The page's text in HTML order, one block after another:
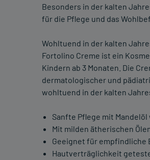
Besonders in der kalten
für die Pflege und das
Wohltuend in der kalten
Fortolino Creme ist ein
Kindern ab 3 Monaten. Die
dermatologischer und
wohltuend in der kalten
Sanfte Pflege mit
Mit milden ätherischen
Geeignet für empfindliche
Hautverträglichkeit